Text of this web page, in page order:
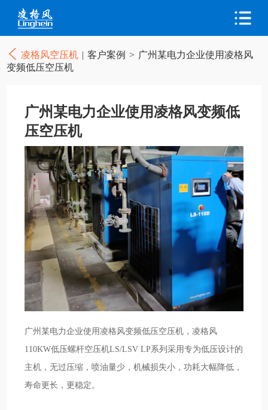
凌格风空压机 | 客户案例 > 广州某电力企业使用凌格风
变频低压空压机
广州某电力企业使用凌格风变频低
压空压机
广州某电力企业使用凌格风变频低压空压机，凌格风
110KW低压螺杆空压机LS/LSV LP系列采用专为低压设计的
主机，无过压缩，喷油量少，机械损失小，功耗大幅降低，
寿命更长，更稳定。